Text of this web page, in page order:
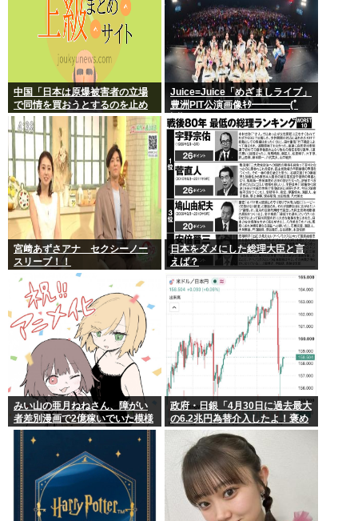
中国「日本は原爆被害者の立場
で同情を買おうとするのを止め
ろ」
Juice=Juice「めざましライブ」
豊洲PIT公演画像ｷﾀ━━━━(ﾟ
∀ﾟ)━━━━!!
宮﨑あずさアナ セクシーノー
スリーブ！！
日本をダメにした総理大臣と言
えば？
みい山の亜月ねねさん、障がい
者差別漫画で2億稼いでいた模様
www
政府・日銀「4月30日に過去最大
の6.2兆円為替介入したよ！褒め
てよ！」